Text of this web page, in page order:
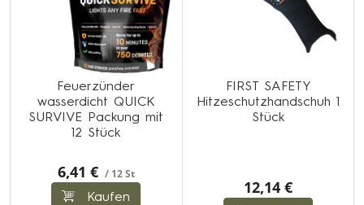
Feuerzünder
wasserdicht QUICK
SURVIVE Packung mit
12 Stück
6,41 € / 12 St
Kaufen
FIRST SAFETY
Hitzeschutzhandschuh 1
Stück
12,14 €